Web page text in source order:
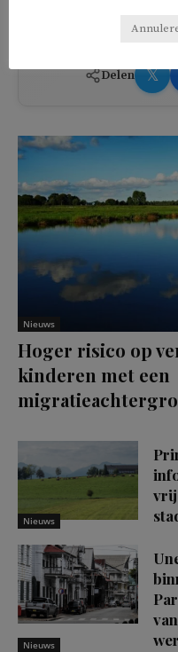
Delen 𝕏
Nieuws
Hoger risico op
kinderen met een
Nieuws
Nieuws